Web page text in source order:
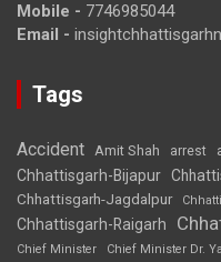
Mobile - 7746985044
Email -
Tags
Accident Amit Shah arrest
Chhattisgarh-Bijapur
Chhattisgarh-Jagdalpur
Chhattisgarh-Raigarh
Chief Minister
Chief Minister Dr.